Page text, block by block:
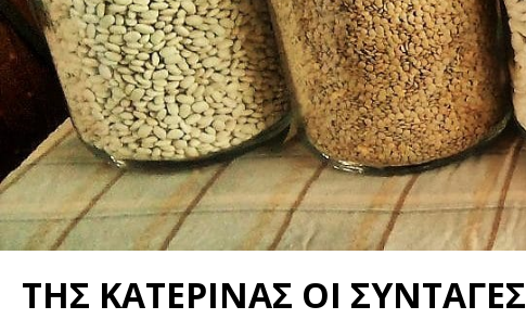
ΤΗΣ ΚΑΤΕΡΙΝΑΣ ΟΙ ΣΥΝΤΑΓΕΣ